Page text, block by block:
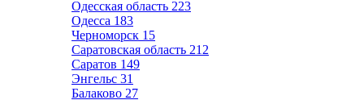
Одесская область 223
Одесса 183
Черноморск 15
Саратовская область 212
Саратов 149
Энгельс 31
Балаково 27